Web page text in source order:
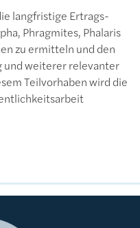
langfristige Ertrags-
Phragmites, Phalaris
zu ermitteln und den
und weiterer relevanter
Teilvorhaben wird die